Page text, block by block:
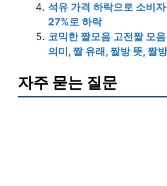
석유 가격 하락으로 소비
27%로 하락
코믹한 짤모음 고전짤 모
의미, 짤 유래, 짤방 뜻, 짤
자주 묻는 질문